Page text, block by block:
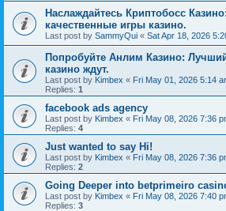
Наслаждайтесь Криптобосс
качественные игры казино.
Last post by SammyQui « Sat Apr 18, 2026
Попробуйте Анлим Казино:
казино ждут.
Last post by Kimbex « Fri May 01, 2026 5:14
Replies: 1
facebook ads agency
Last post by Kimbex « Fri May 08, 2026 7:36
Replies: 4
Just wanted to say Hi!
Last post by Kimbex « Fri May 08, 2026 7:36
Replies: 2
Going Deeper into betprimeiro
Last post by Kimbex « Fri May 08, 2026 7:40
Replies: 3